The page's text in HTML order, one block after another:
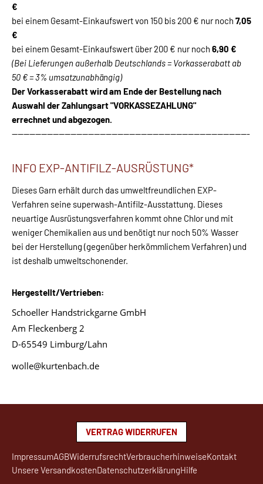
€
bei einem Gesamt-Einkaufswert von 150 bis 200 € nur noch 7,05
€
bei einem Gesamt-Einkaufswert über 200 € nur noch 6,90 €
(Bei Lieferungen außerhalb Deutschlands = Vorkasserabatt ab
50 € = 3% umsatzunabhängig)
Der Vorkasserabatt wird am Ende der Bestellung nach
Auswahl der Zahlungsart "VORKASSEZAHLUNG"
errechnet und abgezogen.
---------------------------------------------------------------------------------
INFO EXP-ANTIFILZ-AUSRÜSTUNG*
Dieses Garn erhält durch das umweltfreundlichen EXP-
Verfahren seine superwash-Antifilz-Ausstattung. Dieses
neuartige Ausrüstungsverfahren kommt ohne Chlor und mit
weniger Chemikalien aus und benötigt nur noch 50% Wasser
bei der Herstellung (gegenüber herkömmlichem Verfahren) und
ist deshalb umweltschonender.
Hergestellt/Vertrieben:
Schoeller Handstrickgarne GmbH
Am Fleckenberg 2
D-65549 Limburg/Lahn
wolle@kurtenbach.de
VERTRAG WIDERRUFEN
ImpressumAGBWiderrufsrechtVerbraucherhinweiseKontakt
Unsere VersandkostenDatenschutzerklärungHilfe